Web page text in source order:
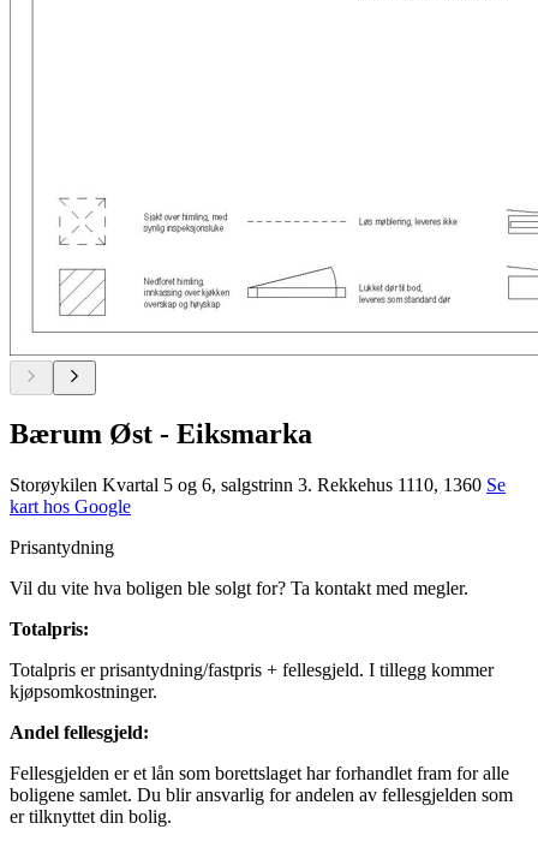
Bærum Øst - Eiksmarka
Storøykilen Kvartal 5 og 6, salgstrinn 3. Rekkehus 1110, 1360 Se
kart hos Google
Prisantydning
Vil du vite hva boligen ble solgt for? Ta kontakt med megler.
Totalpris:
Totalpris er prisantydning/fastpris + fellesgjeld. I tillegg kommer
kjøpsomkostninger.
Andel fellesgjeld:
Fellesgjelden er et lån som borettslaget har forhandlet fram for alle
boligene samlet. Du blir ansvarlig for andelen av fellesgjelden som
er tilknyttet din bolig.